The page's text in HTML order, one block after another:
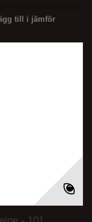
till i jämför